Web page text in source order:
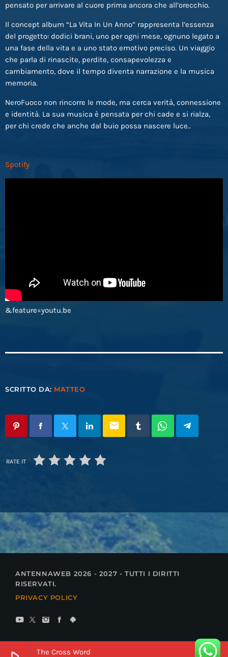
The Cross Word
pensato per arrivare al cuore prima ancora che all’orecchio.
Il concept album “La Vita In Un Anno” rappresenta l’essenza
del progetto: dodici brani, uno per ogni mese, ognuno legato a
una fase della vita e a uno stato emotivo preciso. Un viaggio
che parla di rinascite, perdite, consapevolezza e
cambiamento, dove il tempo diventa narrazione e la musica
memoria.
NeroFuoco non rincorre le mode, ma cerca verità, connessione
e identità. La sua musica è pensata per chi cade e si rialza,
per chi crede che anche dal buio possa nascere luce..
Spotify
&feature=youtu.be
SCRITTO DA: MATTEO
email
RATE IT
ANTENNAWEB 2026 - 2027 - TUTTI I DIRITTI
RISERVATI.
PRIVACY POLICY